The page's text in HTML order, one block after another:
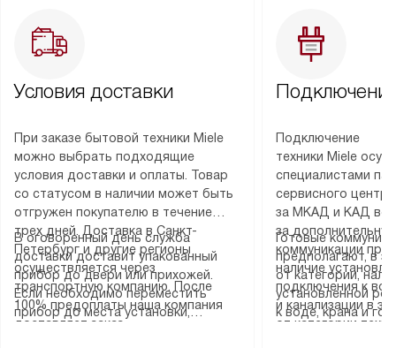
Условия доставки
При заказе бытовой техники Miele
можно выбрать подходящие
условия доставки и оплаты. Товар
со статусом в наличии может быть
отгружен покупателю в течение
трех дней. Доставка в Санкт-
Петербург и другие регионы
осуществляется через
транспортную компанию. После
100% предоплаты наша компания
доставляет заказ
В оговоренный день служба
доставки доставит упакованный
прибор до двери или прихожей.
Если необходимо переместить
прибор до места установки,
Подключение
техники Miele
специалистами
сервисного
за МКАД и КАД
за
коммуникации
наличие
подключения к
и канализации в
от категории
Готовые
предполагают, в
от категории,
установленной
к воде, крана и